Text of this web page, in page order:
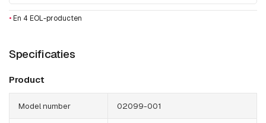
• En 4 EOL-producten
Specificaties
Product
Model number 02099-001